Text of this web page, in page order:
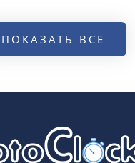
ПОКАЗАТЬ ВСЕ